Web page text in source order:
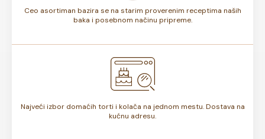
Ceo asortiman bazira se na starim proverenim receptima naših
baka i posebnom načinu pripreme.
Najveći izbor domaćih torti i kolača na jednom mestu. Dostava na
kućnu adresu.